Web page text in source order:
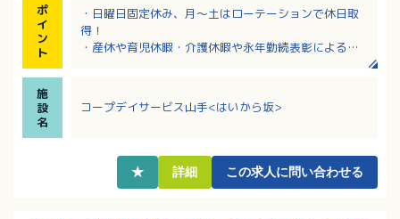
ポ
イ
ン
ト
・日曜日固定休み、月～土はローテーションで休日取
得！
・産休や育児休暇・介護休暇や永年勤続表彰によるリ
・各種手当も充実！介護福祉士の資格があれば、別途
施
設
名
コープデイサービス山手<はいから坂>
★ 詳細 この求人に問い合わせる